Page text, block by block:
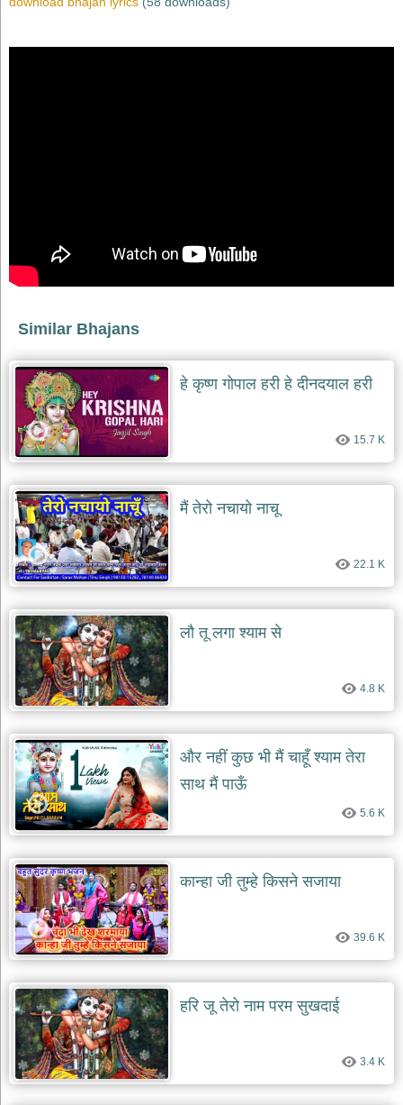
Similar Bhajans
हे कृष्ण गोपाल हरी हे दीनदयाल हरी
15.7 K
मैं तेरो नचायो नाचू
22.1 K
लौ तू लगा श्याम से
4.8 K
और नहीं कुछ भी मैं चाहूँ श्याम तेरा
साथ मैं पाऊँ
5.6 K
कान्हा जी तुम्हे किसने सजाया
39.6 K
हरि जू तेरो नाम परम सुखदाई
3.4 K